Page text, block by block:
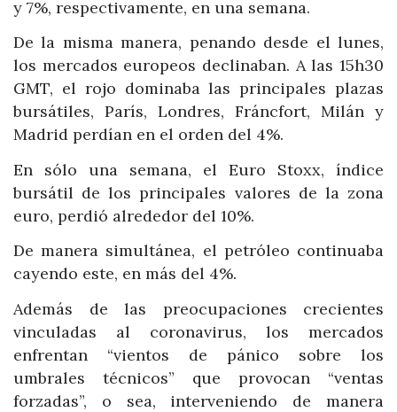
y 7%, respectivamente, en una semana.
De la misma manera, penando desde el lunes,
los mercados europeos declinaban. A las 15h30
GMT, el rojo dominaba las principales plazas
bursátiles, París, Londres, Fráncfort, Milán y
Madrid perdían en el orden del 4%.
En sólo una semana, el Euro Stoxx, índice
bursátil de los principales valores de la zona
euro, perdió alrededor del 10%.
De manera simultánea, el petróleo continuaba
cayendo este, en más del 4%.
Además de las preocupaciones crecientes
vinculadas al coronavirus, los mercados
enfrentan “vientos de pánico sobre los
umbrales técnicos” que provocan “ventas
forzadas”, o sea, interveniendo de manera